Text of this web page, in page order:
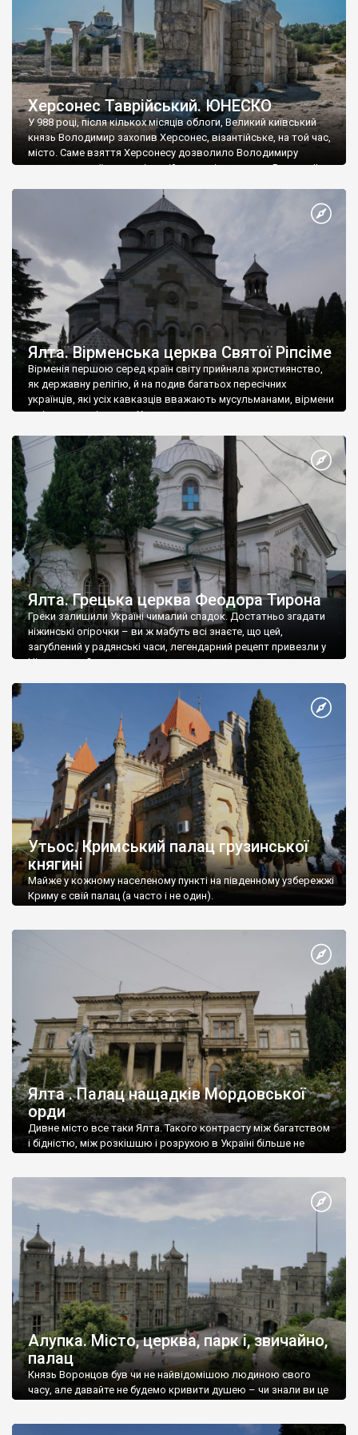
Херсонес Таврійський. ЮНЕСКО
У 988 році, після кількох місяців облоги, Великий київський
князь Володимир захопив Херсонес, візантійське, на той час,
місто. Саме взяття Херсонесу дозволило Володимиру
диктувати свої умови візантійському імператору Василю ІІ, та
Херсонесі Володимир-язичник, став Василем-християнином.
А потім було Хрещення Русі. На честь Херсонесу Таврійського
Ялта. Вірменська церква Святої Ріпсіме
Вірменія першою серед країн світу прийняла християнство,
як державну релігію, й на подив багатьох пересічних
українців, які усіх кавказців вважають мусульманами, вірмени
є відданими вірянами Христа
Ялта. Грецька церква Феодора Тирона
Греки залишили Україні чималий спадок. Достатньо згадати
ніжинські огірочки – ви ж мабуть всі знаєте, що цей,
загублений у радянські часи, легендарний рецепт привезли у
Ніжин греки?
Утьос. Кримський палац грузинської
княгині
Майже у кожному населеному пункті на південному узбережжі
Криму є свій палац (а часто і не один).
Ялта . Палац нащадків Мордовської
орди
Дивне місто все таки Ялта. Такого контрасту між багатством
і бідністю, між розкішшю і розрухою в Україні більше не
Алупка. Місто, церква, парк і, звичайно,
палац
Князь Воронцов був чи не найвідомішою людиною свого
часу, але давайте не будемо кривити душею – чи знали ви це